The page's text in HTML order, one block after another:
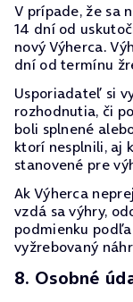
V prípade, že sa
14 dní od
nový Výherca.
dní od termínu
Usporiadateľ si
rozhodnutia, či
boli splnené
ktorí nesplnili, aj
stanovené pre
Ak Výherca
vzdá sa výhry,
podmienku
vyžrebovaný
8. Osobné